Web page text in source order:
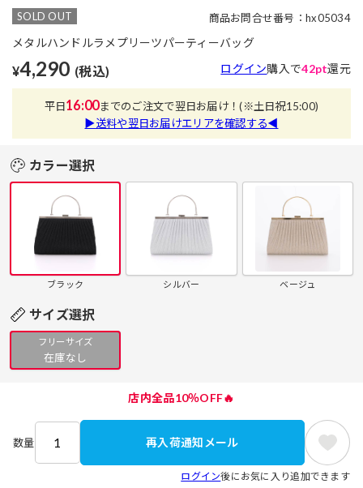
SOLD OUT 商品お問合せ番号：hx05034
メタルハンドルラメプリーツパーティーバッグ
¥4,290 (税込) ログイン購入で42pt還元
平日16:00までのご注文で翌日お届け！(※土日祝15:00)
▶送料や翌日お届けエリアを確認する◀
カラー選択
ブラック シルバー ベージュ
サイズ選択
フリーサイズ
在庫なし
店内全品10％OFF🔥
数量 再入荷通知メール
ログイン後にお気に入り追加できます